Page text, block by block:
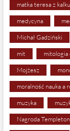
matka teresa z
medycyna
Michał Gadziński
mit mitologia
Mojżesz
moralność nauka a
muzyka
Nagroda